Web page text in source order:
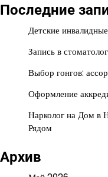
Последние
Детские
Запись в
Выбор гонгов:
Оформление
Нарколог на Дом в
Рядом
Архив